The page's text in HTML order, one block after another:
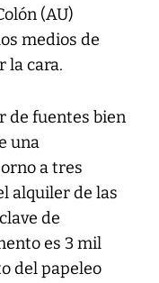
(AU)
medios de
la cara.
de fuentes bien
una
a tres
alquiler de las
de
es 3 mil
del papeleo